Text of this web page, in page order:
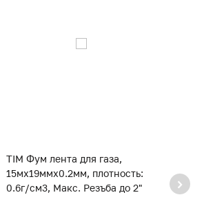
TIM Фум лента для газа,
15мх19ммх0.2мм, плотность:
0.6г/см3, Макс. Резъба до 2"